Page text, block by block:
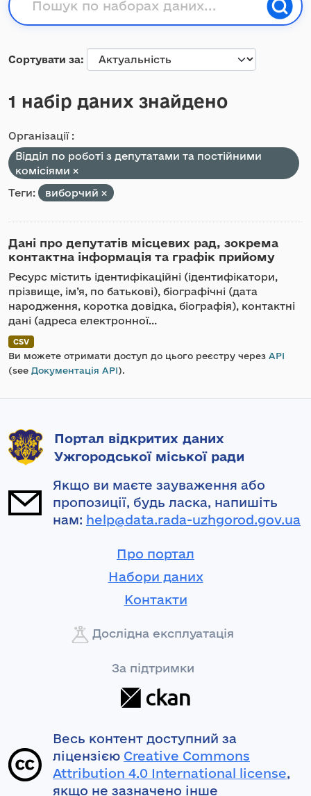
Сортувати за
1 набір даних знайдено
Організації :
Відділ по роботі з депутатами та постійними
комісіями
Теги:
виборчий
Дані про депутатів місцевих рад, зокрема
контактна інформація та графік прийому
Ресурс містить ідентифікаційні (ідентифікатори,
прізвище, ім’я, по батькові), біографічні (дата
народження, коротка довідка, біографія), контактні
дані (адреса електронної...
CSV
Ви можете отримати доступ до цього реєстру через API
(see Документація API).
Портал відкритих даних
Ужгородської міської ради
Якщо ви маєте зауваження або
пропозиції, будь ласка, напишіть
нам: help@data.rada-uzhgorod.gov.ua
Про портал
Набори даних
Контакти
Дослідна експлуатація
За підтримки
Весь контент доступний за
ліцензією Creative Commons
Attribution 4.0 International license,
якщо не зазначено інше